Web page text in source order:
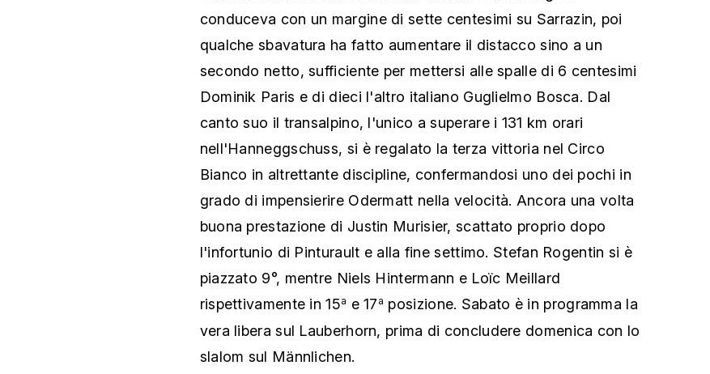
conduceva con un margine di sette centesimi su Sarrazin, poi
qualche sbavatura ha fatto aumentare il distacco sino a un
secondo netto, sufficiente per mettersi alle spalle di 6 centesimi
Dominik Paris e di dieci l'altro italiano Guglielmo Bosca. Dal
canto suo il transalpino, l'unico a superare i 131 km orari
nell'Hanneggschuss, si è regalato la terza vittoria nel Circo
Bianco in altrettante discipline, confermandosi uno dei pochi in
grado di impensierire Odermatt nella velocità. Ancora una volta
buona prestazione di Justin Murisier, scattato proprio dopo
l'infortunio di Pinturault e alla fine settimo. Stefan Rogentin si è
piazzato 9°, mentre Niels Hintermann e Loïc Meillard
rispettivamente in 15a e 17 a posizione. Sabato è in programma la
vera libera sul Lauberhorn, prima di concludere domenica con lo
slalom sul Männlichen.